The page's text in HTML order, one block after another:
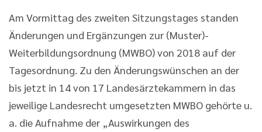
Am Vormittag des zweiten Sitzungstages standen
Änderungen und Ergänzungen zur (Muster)-
Weiterbildungsordnung (MWBO) von 2018 auf der
Tagesordnung. Zu den Änderungswünschen an der
bis jetzt in 14 von 17 Landesärztekammern in das
jeweilige Landesrecht umgesetzten MWBO gehörte u.
a. die Aufnahme der „Auswirkungen des